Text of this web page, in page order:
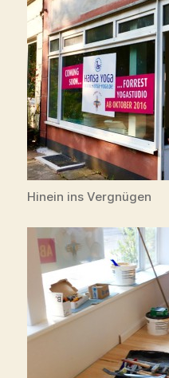
Hinein ins Vergnügen